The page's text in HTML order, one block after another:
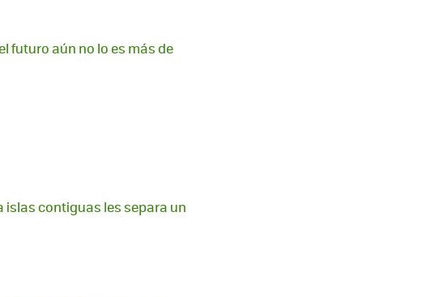
futuro aún no lo es más de
islas contiguas les separa un